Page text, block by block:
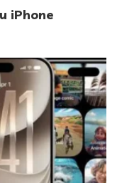
iPhone